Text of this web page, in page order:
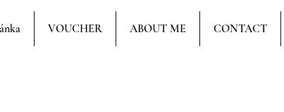
VOUCHER ABOUT ME CONTACT